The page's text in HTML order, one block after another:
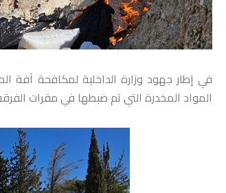
في إطار جهود وزارة الداخلية لمكافحة آفة
المواد المخدرة التي تم ضبطها في مقرات الفرقة